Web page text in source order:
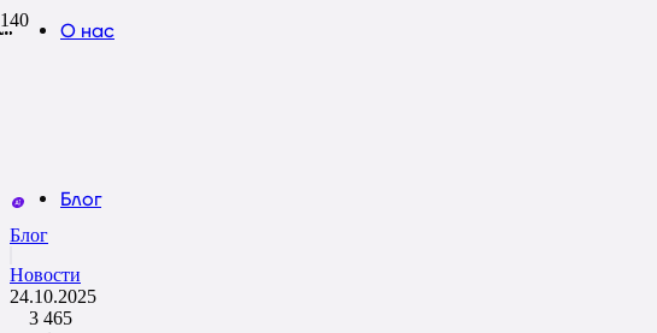
О нас
Блог
Блог
Новости
24.10.2025
3 465